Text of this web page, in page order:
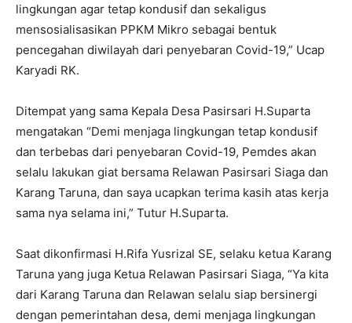
lingkungan agar tetap kondusif dan sekaligus
mensosialisasikan PPKM Mikro sebagai bentuk
pencegahan diwilayah dari penyebaran Covid-19,” Ucap
Karyadi RK.
Ditempat yang sama Kepala Desa Pasirsari H.Suparta
mengatakan “Demi menjaga lingkungan tetap kondusif
dan terbebas dari penyebaran Covid-19, Pemdes akan
selalu lakukan giat bersama Relawan Pasirsari Siaga dan
Karang Taruna, dan saya ucapkan terima kasih atas kerja
sama nya selama ini,” Tutur H.Suparta.
Saat dikonfirmasi H.Rifa Yusrizal SE, selaku ketua Karang
Taruna yang juga Ketua Relawan Pasirsari Siaga, “Ya kita
dari Karang Taruna dan Relawan selalu siap bersinergi
dengan pemerintahan desa, demi menjaga lingkungan